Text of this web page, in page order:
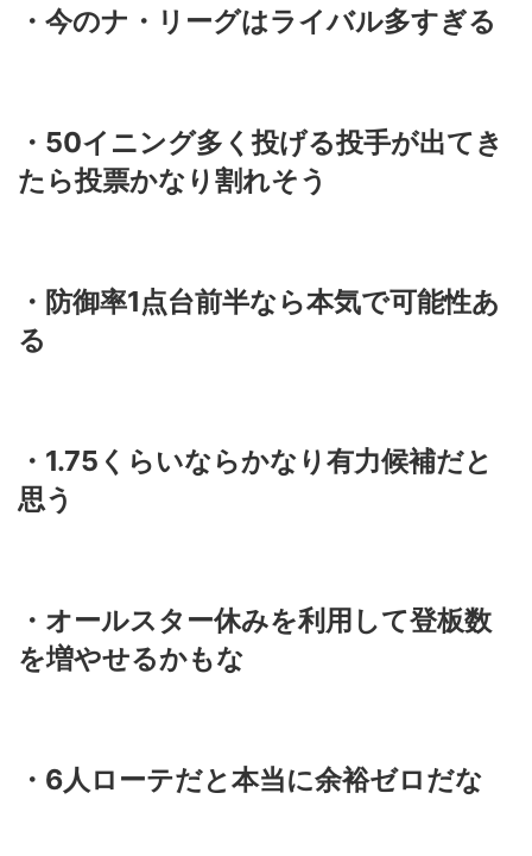
・今のナ・リーグはライバル多すぎる
・50イニング多く投げる投手が出てき
たら投票かなり割れそう
・防御率1点台前半なら本気で可能性あ
る
・1.75くらいならかなり有力候補だと
思う
・オールスター休みを利用して登板数
を増やせるかもな
・6人ローテだと本当に余裕ゼロだな